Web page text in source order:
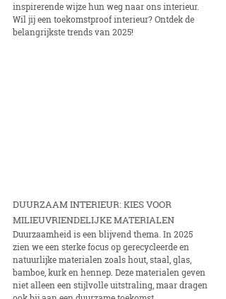
inspirerende wijze hun weg naar ons interieur.
Wil jij een toekomstproof interieur? Ontdek de
belangrijkste trends van 2025!
DUURZAAM INTERIEUR: KIES VOOR
MILIEUVRIENDELIJKE MATERIALEN
Duurzaamheid is een blijvend thema. In 2025
zien we een sterke focus op gerecycleerde en
natuurlijke materialen zoals hout, staal, glas,
bamboe, kurk en hennep. Deze materialen geven
niet alleen een stijlvolle uitstraling, maar dragen